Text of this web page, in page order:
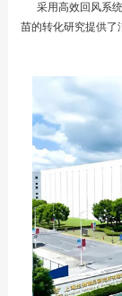
采用高效回风系统
苗的转化研究提供了